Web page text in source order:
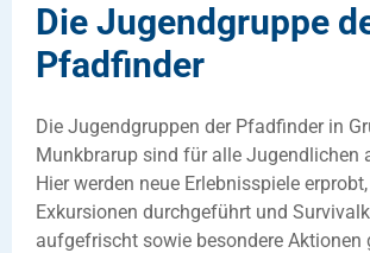
Die Jugendgruppe
Pfadfinder
Die Jugendgruppen der Pfadfinder in
Munkbrarup sind für alle Jugendlichen
Hier werden neue Erlebnisspiele
Exkursionen durchgeführt und
aufgefrischt sowie besondere Aktionen